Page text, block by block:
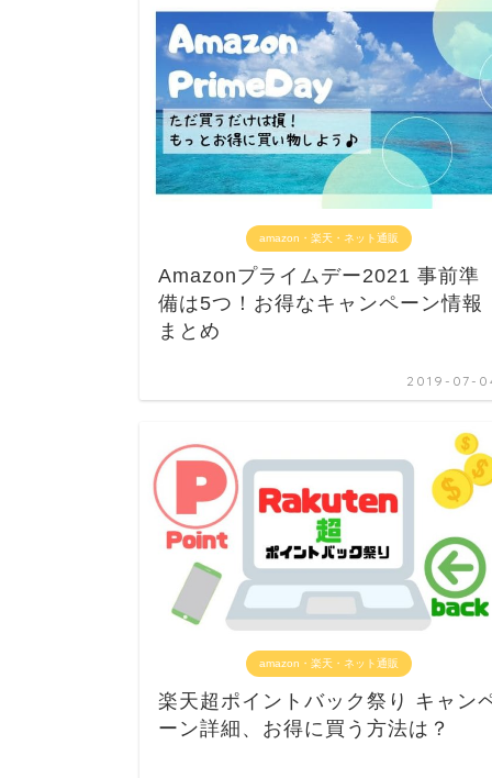
amazon・楽天・ネット通販
Amazonプライムデー2021 事前準
備は5つ！お得なキャンペーン情報
まとめ
2019-07-
amazon・楽天・ネット通販
楽天超ポイントバック祭り キャン
ーン詳細、お得に買う方法は？